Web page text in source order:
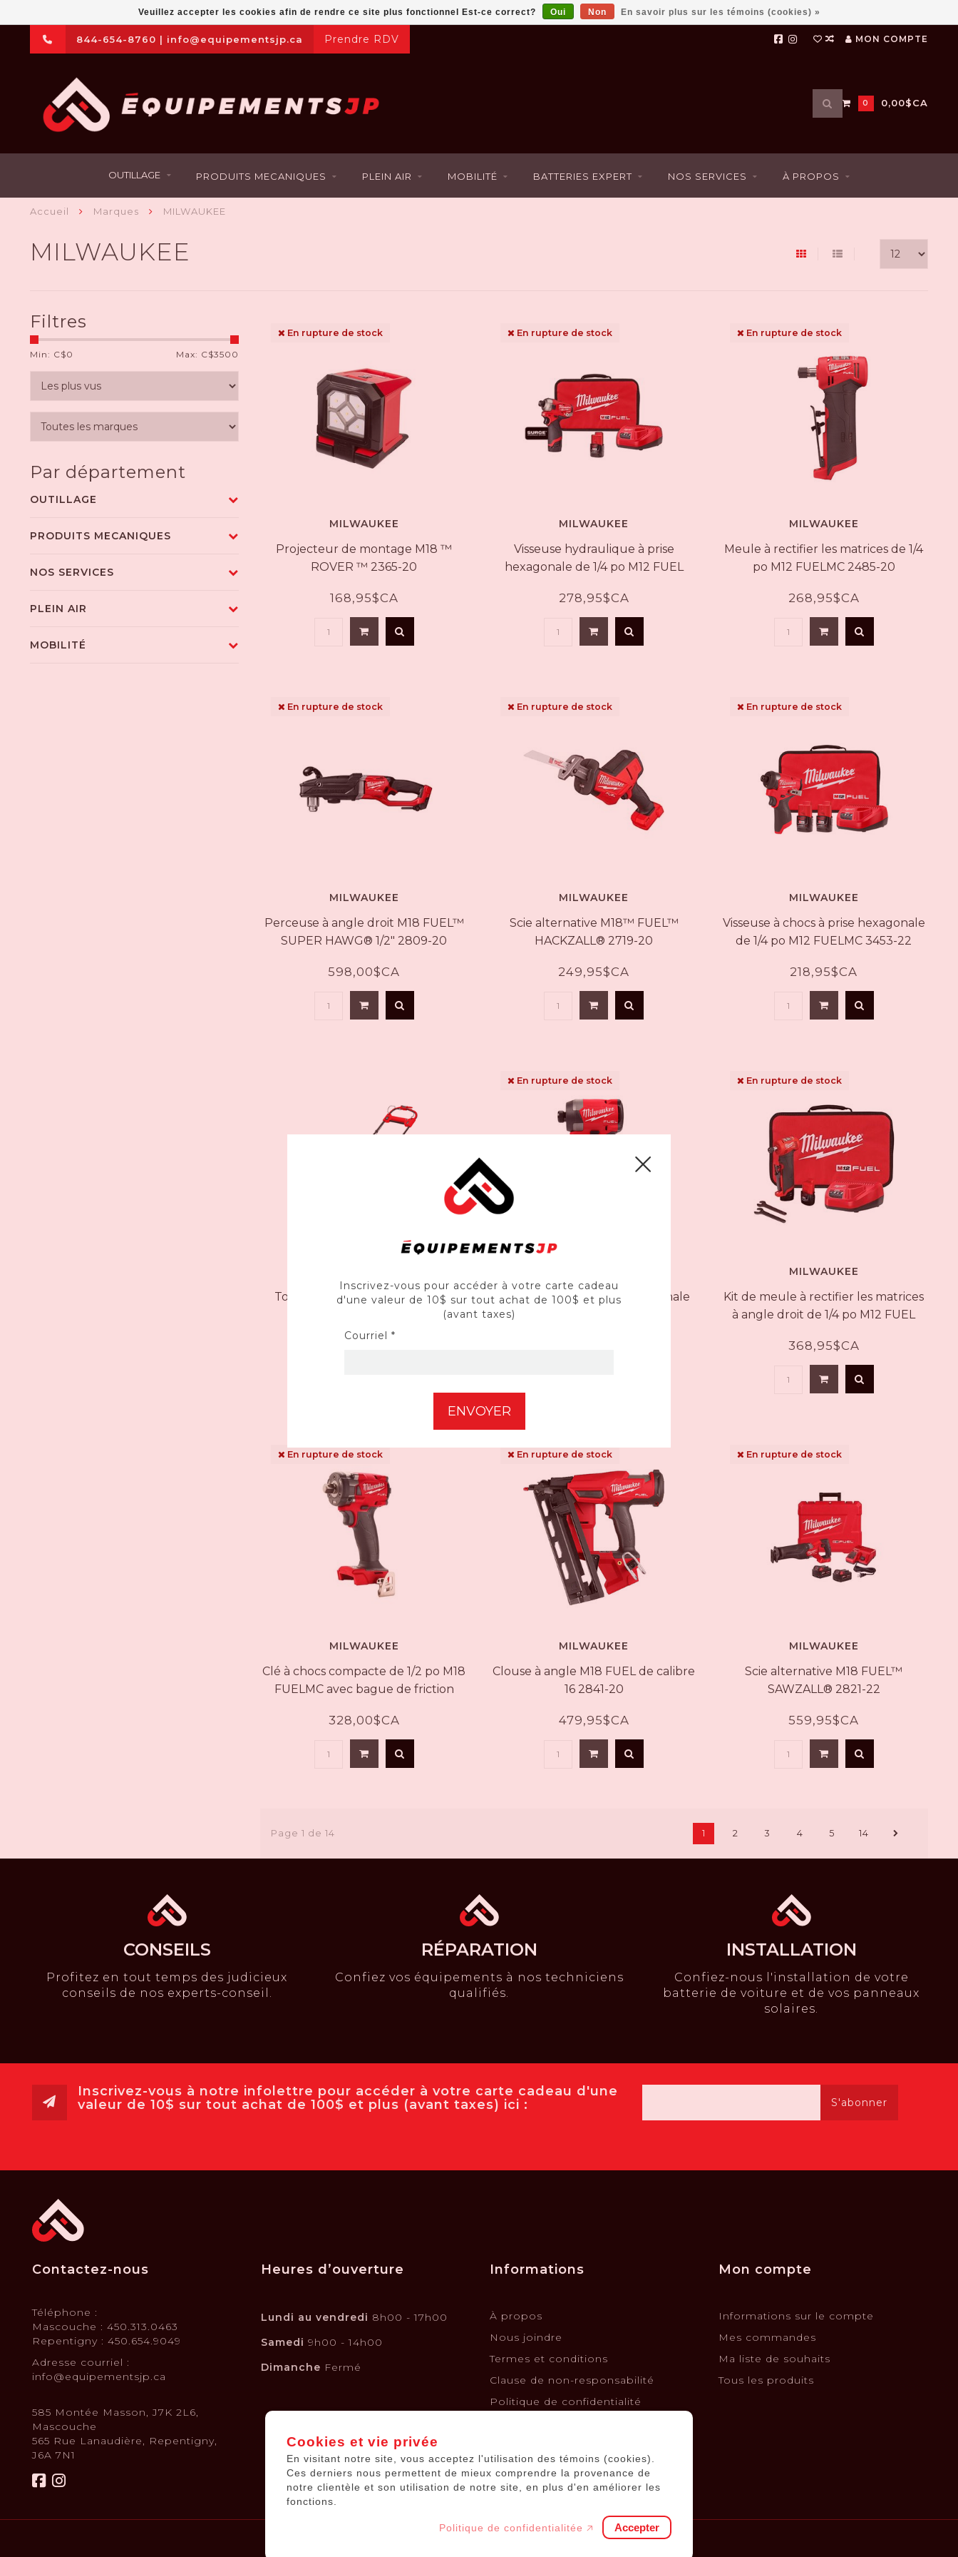
844-654-8760 | info@equipementsjp.ca Prendre RDV MON COMPTE
Utilisez
les
et
pour
sélectionner
disponible.
Appuyez
résultat
de
recherche
sélectionné.
Les
d'appareils
tactiles
peuvent
se
tels
toucher
et
0 0,00$CA
OUTILLAGE PRODUITS MECANIQUES PLEIN AIR MOBILITÉ BATTERIES EXPERT NOS SERVICES À PROPOS
Accueil Marques MILWAUKEE
MILWAUKEE
Filtres
Min: C$0 Max: C$3500
Par département
OUTILLAGE
PRODUITS MECANIQUES
NOS SERVICES
PLEIN AIR
MOBILITÉ
En rupture de stock
MILWAUKEE
Projecteur de montage M18 ™
ROVER ™ 2365-20
168,95$CA
En rupture de stock
MILWAUKEE
Visseuse hydraulique à prise
hexagonale de 1/4 po M12 FUEL
278,95$CA
En rupture de stock
MILWAUKEE
Meule à rectifier les matrices de 1/4
po M12 FUELMC 2485-20
268,95$CA
En rupture de stock
MILWAUKEE
Perceuse à angle droit M18 FUEL™
SUPER HAWG® 1/2" 2809-20
598,00$CA
En rupture de stock
MILWAUKEE
Scie alternative M18™ FUEL™
HACKZALL® 2719-20
249,95$CA
En rupture de stock
MILWAUKEE
Visseuse à chocs à prise hexagonale
de 1/4 po M12 FUELMC 3453-22
218,95$CA
Tondeuse fuel M18 2823-22HD
En rupture de stock
Visseuse à percussion hexagonale
En rupture de stock
MILWAUKEE
Kit de meule à rectifier les matrices
à angle droit de 1/4 po M12 FUEL
368,95$CA
En rupture de stock
MILWAUKEE
Clé à chocs compacte de 1/2 po M18
FUELMC avec bague de friction
328,00$CA
En rupture de stock
MILWAUKEE
Clouse à angle M18 FUEL de calibre
16 2841-20
479,95$CA
En rupture de stock
MILWAUKEE
Scie alternative M18 FUEL™
SAWZALL® 2821-22
559,95$CA
Page 1 de 14 1 2 3 4 5 14
Veuillez accepter les cookies afin de rendre ce site plus fonctionnel Est-ce correct? Oui Non En savoir plus sur les témoins (cookies) »
CONSEILS
Profitez en tout temps des judicieux
conseils de nos experts-conseil.
RÉPARATION
Confiez vos équipements à nos techniciens
qualifiés.
INSTALLATION
Confiez-nous l'installation de votre
batterie de voiture et de vos panneaux
solaires.
Inscrivez-vous pour accéder à votre carte cadeau
d'une valeur de 10$ sur tout achat de 100$ et plus
(avant taxes)
Courriel *
Inscrivez-vous à notre infolettre pour accéder à votre carte cadeau d'une
valeur de 10$ sur tout achat de 100$ et plus (avant taxes) ici :
S'abonner
Contactez-nous
Téléphone :
Mascouche : 450.313.0463
Repentigny : 450.654.9049
Adresse courriel :
info@equipementsjp.ca
585 Montée Masson, J7K 2L6,
Mascouche
565 Rue Lanaudière, Repentigny,
J6A 7N1
Heures d’ouverture
Lundi au vendredi 8h00 - 17h00
Samedi 9h00 - 14h00
Dimanche Fermé
Informations
À propos
Nous joindre
Termes et conditions
Clause de non-responsabilité
Politique de confidentialité
Kits solaires
Batteries de voiture
Mon compte
Informations sur le compte
Mes commandes
Ma liste de souhaits
Tous les produits
Cookies et vie privée
En visitant notre site, vous acceptez l'utilisation des témoins (cookies).
Ces derniers nous permettent de mieux comprendre la provenance de
notre clientèle et son utilisation de notre site, en plus d'en améliorer les
fonctions.
Politique de confidentialitée 🡥 Accepter